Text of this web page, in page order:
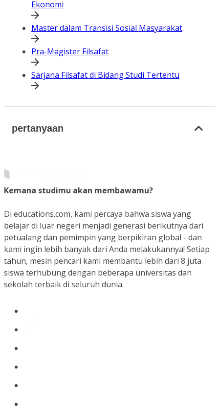
Ekonomi
Master dalam Transisi Sosial Masyarakat
Pra-Magister Filsafat
Sarjana Filsafat di Bidang Studi Tertentu
pertanyaan
Kemana studimu akan membawamu?
Di educations.com, kami percaya bahwa siswa yang
belajar di luar negeri menjadi generasi berikutnya dari
petualang dan pemimpin yang berpikiran global - dan
kami ingin lebih banyak dari Anda melakukannya! Setiap
tahun, mesin pencari kami membantu lebih dari 8 juta
siswa terhubung dengan beberapa universitas dan
sekolah terbaik di seluruh dunia.